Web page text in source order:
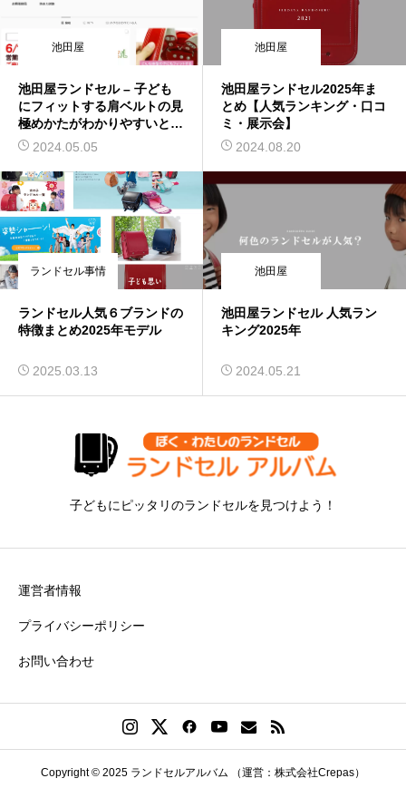
池田屋
池田屋ランドセル – 子ども
にフィットする肩ベルトの見
極めかたがわかりやすいと評
判 2024.05.05
池田屋
池田屋ランドセル2025年ま
とめ【人気ランキング・口コ
ミ・展示会】
2024.08.20
ランドセル事情
ランドセル人気６ブランドの
特徴まとめ2025年モデル
2025.03.13
池田屋
池田屋ランドセル 人気ラン
キング2025年
2024.05.21
子どもにピッタリのランドセルを見つけよう！
運営者情報
プライバシーポリシー
お問い合わせ
Copyright © 2025 ランドセルアルバム （運営：株式会社Crepas）